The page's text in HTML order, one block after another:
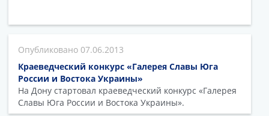
07.06.2013
Краеведческий конкурс «Галерея Славы Юга
России и Востока Украины»
На Дону стартовал краеведческий конкурс «Галерея
Славы Юга России и Востока Украины».